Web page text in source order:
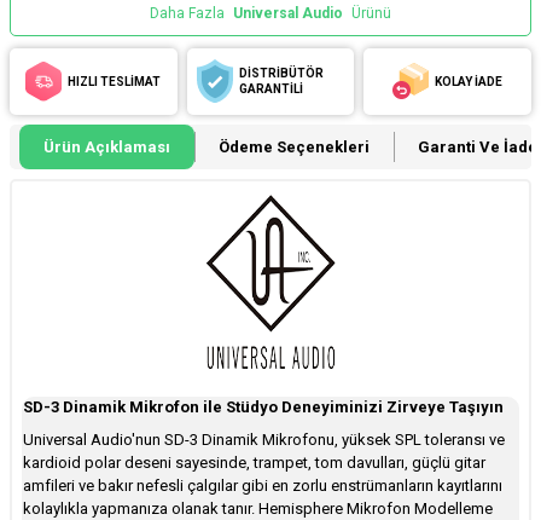
Daha Fazla Universal Audio Ürünü
HIZLI TESLİMAT
DİSTRİBÜTÖR
GARANTİLİ
KOLAY İADE
Ürün Açıklaması Ödeme Seçenekleri Garanti Ve İade
SD-3 Dinamik Mikrofon ile Stüdyo Deneyiminizi Zirveye Taşıyın
Universal Audio'nun SD-3 Dinamik Mikrofonu, yüksek SPL toleransı ve
kardioid polar deseni sayesinde, trampet, tom davulları, güçlü gitar
amfileri ve bakır nefesli çalgılar gibi en zorlu enstrümanların kayıtlarını
kolaylıkla yapmanıza olanak tanır. Hemisphere Mikrofon Modelleme